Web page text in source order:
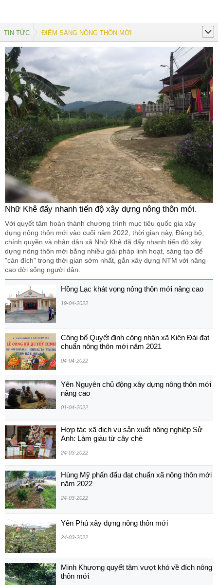
TIN TỨC ĐIỂM SÁNG NÔNG THÔN MỚI
Nhữ Khê đẩy nhanh tiến độ xây dựng nông thôn mới.
Với quyết tâm hoàn thành chương trình mục tiêu quốc gia xây
dựng nông thôn mới vào cuối năm 2022, thời gian này, Đảng bộ,
chính quyền và nhân dân xã Nhữ Khê đã đẩy nhanh tiến độ xây
dựng nông thôn mới bằng nhiều giải pháp linh hoạt, sáng tạo để
"cán đích" trong thời gian sớm nhất, gắn xây dựng NTM với nâng
cao đời sống người dân.
Hồng Lạc khát vọng nông thôn mới nâng cao
19-04-2022
Công bố Quyết định công nhận xã Kiên Đài đạt
chuẩn nông thôn mới năm 2021
04-04-2022
Yên Nguyên chủ động xây dựng nông thôn mới
nâng cao
01-04-2022
Hợp tác xã dịch vụ sản xuất nông nghiệp Sử
Anh: Làm giàu từ cây chè
24-03-2022
Hùng Mỹ phấn đấu đạt chuẩn xã nông thôn mới
năm 2022
24-03-2022
Yên Phú xây dựng nông thôn mới
24-03-2022
Minh Khương quyết tâm vượt khó về đích nông
thôn mới